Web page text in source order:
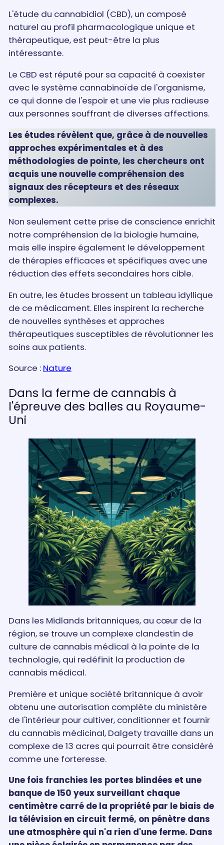
L'étude du cannabidiol (CBD), un composé
naturel au profil pharmacologique unique et
thérapeutique, est peut-être la plus
intéressante.
Le CBD est réputé pour sa capacité à coexister
avec le système cannabinoïde de l'organisme,
ce qui donne de l'espoir et une vie plus radieuse
aux personnes souffrant de diverses affections.
Les études révèlent que, grâce à de nouvelles
approches expérimentales et à des
méthodologies de pointe, les chercheurs ont
acquis une nouvelle compréhension des
signaux des récepteurs et des réseaux
complexes.
Non seulement cette prise de conscience enrichit
notre compréhension de la biologie humaine,
mais elle inspire également le développement
de thérapies efficaces et spécifiques avec une
réduction des effets secondaires hors cible.
En outre, les études brossent un tableau idyllique
de ce médicament. Elles inspirent la recherche
de nouvelles synthèses et approches
thérapeutiques susceptibles de révolutionner les
soins aux patients.
Source : Nature
Dans la ferme de cannabis à
l'épreuve des balles au Royaume-
Uni
Dans les Midlands britanniques, au cœur de la
région, se trouve un complexe clandestin de
culture de cannabis médical à la pointe de la
technologie, qui redéfinit la production de
cannabis médical.
Première et unique société britannique à avoir
obtenu une autorisation complète du ministère
de l'intérieur pour cultiver, conditionner et fournir
du cannabis médicinal, Dalgety travaille dans un
complexe de 13 acres qui pourrait être considéré
comme une forteresse.
Une fois franchies les portes blindées et une
banque de 150 yeux surveillant chaque
centimètre carré de la propriété par le biais de
la télévision en circuit fermé, on pénètre dans
une atmosphère qui n'a rien d'une ferme. Dans